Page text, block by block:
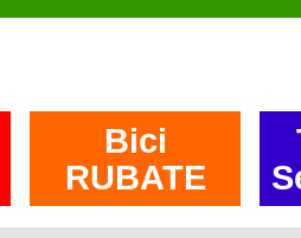
Bici
RUBATE